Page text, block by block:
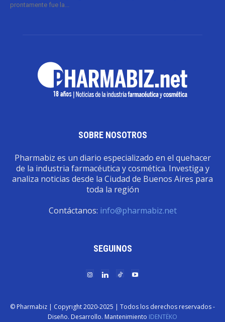
prontamente fue la...
SOBRE NOSOTROS
Pharmabiz es un diario especializado en el quehacer
de la industria farmacéutica y cosmética. Investiga y
analiza noticias desde la Ciudad de Buenos Aires para
toda la región
Contáctanos: info@pharmabiz.net
SEGUINOS
© Pharmabiz | Copyrıght 2020-2025 | Todos los derechos reservados -
Diseño. Desarrollo. Mantenimiento IDENTËKO